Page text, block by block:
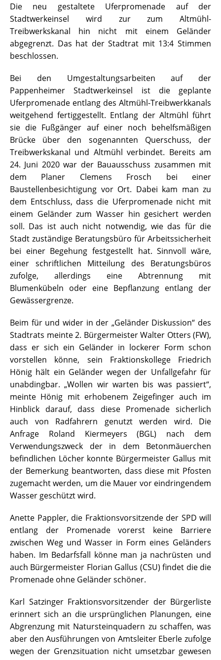
Die neu gestaltete Uferpromenade auf der
Stadtwerkeinsel wird zur zum Altmühl-
Treibwerkskanal hin nicht mit einem Geländer
abgegrenzt. Das hat der Stadtrat mit 13:4 Stimmen
beschlossen.
Bei den Umgestaltungsarbeiten auf der
Pappenheimer Stadtwerkeinsel ist die geplante
Uferpromenade entlang des Altmühl-Treibwerkkanals
weitgehend fertiggestellt. Entlang der Altmühl führt
sie die Fußgänger auf einer noch behelfsmäßigen
Brücke über den sogenannten Querschuss, der
Treibwerkskanal und Altmühl verbindet. Bereits am
24. Juni 2020 war der Bauausschuss zusammen mit
dem Planer Clemens Frosch bei einer
Baustellenbesichtigung vor Ort. Dabei kam man zu
dem Entschluss, dass die Uferpromenade nicht mit
einem Geländer zum Wasser hin gesichert werden
soll. Das ist auch nicht notwendig, wie das für die
Stadt zuständige Beratungsbüro für Arbeitssicherheit
bei einer Begehung festgestellt hat. Sinnvoll wäre,
einer schriftlichen Mitteilung des Beratungsbüros
zufolge, allerdings eine Abtrennung mit
Blumenkübeln oder eine Bepflanzung entlang der
Gewässergrenze.
Beim für und wider in der „Geländer Diskussion“ des
Stadtrats meinte 2. Bürgermeister Walter Otters (FW),
dass er sich ein Geländer in lockerer Form schon
vorstellen könne, sein Fraktionskollege Friedrich
Hönig hält ein Geländer wegen der Unfallgefahr für
unabdingbar. „Wollen wir warten bis was passiert“,
meinte Hönig mit erhobenem Zeigefinger auch im
Hinblick darauf, dass diese Promenade sicherlich
auch von Radfahrern genutzt werden wird. Die
Anfrage Roland Kiermeyers (BGL) nach dem
Verwendungszweck der in dem Betonmäuerchen
befindlichen Löcher konnte Bürgermeister Gallus mit
der Bemerkung beantworten, dass diese mit Pfosten
zugemacht werden, um die Mauer vor eindringendem
Wasser geschützt wird.
Anette Pappler, die Fraktionsvorsitzende der SPD will
entlang der Promenade vorerst keine Barriere
zwischen Weg und Wasser in Form eines Geländers
haben. Im Bedarfsfall könne man ja nachrüsten und
auch Bürgermeister Florian Gallus (CSU) findet die die
Promenade ohne Geländer schöner.
Karl Satzinger Fraktionsvorsitzender der Bürgerliste
erinnert sich an die ursprünglichen Planungen, eine
Abgrenzung mit Natursteinquadern zu schaffen, was
aber den Ausführungen von Amtsleiter Eberle zufolge
wegen der Grenzsituation nicht umsetzbar gewesen